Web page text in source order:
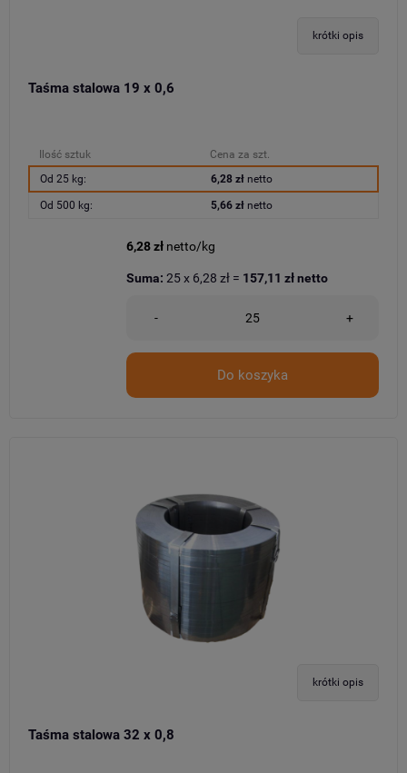
krótki opis
Taśma stalowa 19 x 0,6
Ilość sztuk
Cena za szt.
Od 25 kg:
6,28 złnetto
Od 500 kg: 5,66 złnetto
6,28 zł netto/kg
- +
Do koszyka
Suma: 25x 6,28 zł = 157,11 złnetto
krótki opis
Taśma stalowa 32 x 0,8